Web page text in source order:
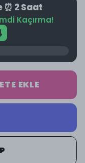
⏰ 2 Saat
Kaçırma!
EKLE